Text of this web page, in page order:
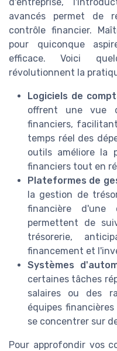
avancés permet de
contrôle financier.
pour quiconque
efficace. Voici
révolutionnent la
Logiciels de
offrent une vue
financiers,
temps réel des
outils améliore la
financiers tout en
Plateformes de
la gestion de
financière d'une
permettent de
trésorerie,
financement et
Systèmes
certaines tâches
salaires ou des
équipes
se concentrer sur
Pour approfondir vos